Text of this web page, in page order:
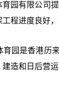
园有限公司
程进度良好
园是香港历
造和日后营